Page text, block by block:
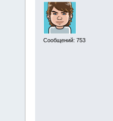
Сообщений: 753